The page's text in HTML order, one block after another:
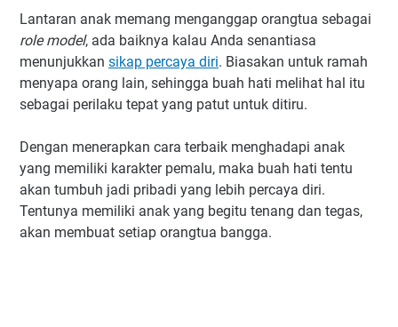
Lantaran anak memang menganggap orangtua sebagai
role model, ada baiknya kalau Anda senantiasa
menunjukkan sikap percaya diri. Biasakan untuk ramah
menyapa orang lain, sehingga buah hati melihat hal itu
sebagai perilaku tepat yang patut untuk ditiru.
Dengan menerapkan cara terbaik menghadapi anak
yang memiliki karakter pemalu, maka buah hati tentu
akan tumbuh jadi pribadi yang lebih percaya diri.
Tentunya memiliki anak yang begitu tenang dan tegas,
akan membuat setiap orangtua bangga.